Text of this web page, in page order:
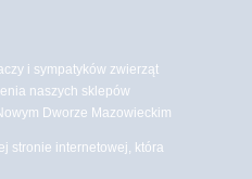
i sympatyków zwierząt
naszych sklepów
Dworze Mazowieckim
stronie internetowej, która